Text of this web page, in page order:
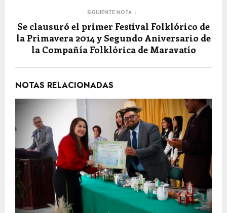
SIGUIENTE NOTA
Se clausuró el primer Festival Folklórico de
la Primavera 2014 y Segundo Aniversario de
la Compañía Folklórica de Maravatío
NOTAS RELACIONADAS